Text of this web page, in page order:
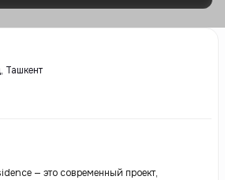
Ташкент
— это современный проект,